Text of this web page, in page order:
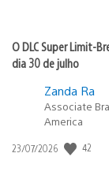
O DLC Super Limit-
dia 30 de julho
Zanda Ra
Associate
America
Data
23/07/2026 42